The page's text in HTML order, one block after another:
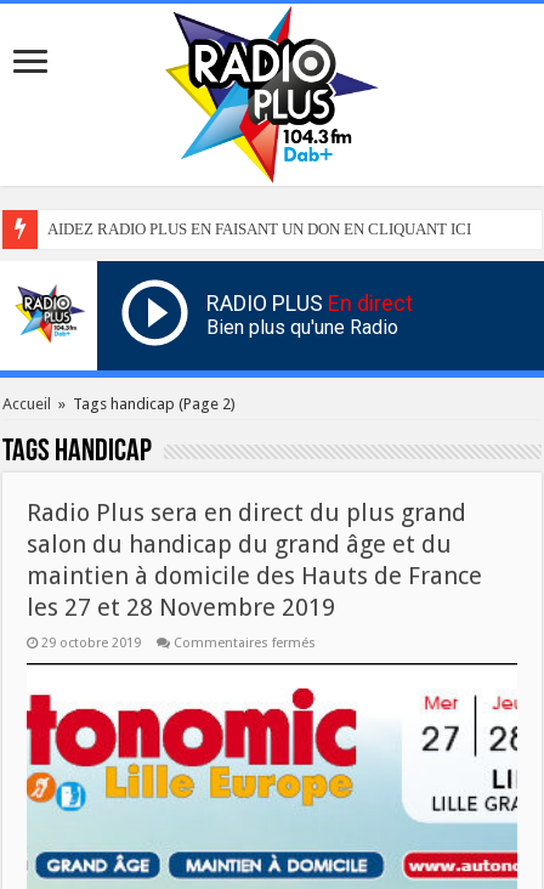
AIDEZ RADIO PLUS EN FAISANT UN DON EN CLIQUANT ICI
RADIO PLUS En direct
Bien plus qu'une Radio
Accueil » Tags handicap (Page 2)
Tags handicap
Radio Plus sera en direct du plus grand
salon du handicap du grand âge et du
maintien à domicile des Hauts de France
les 27 et 28 Novembre 2019
29 octobre 2019 Commentaires fermés
en
direct
du
plus
grand
salon
du
grand
âge
et